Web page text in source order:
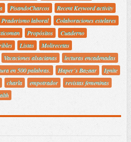
PisandoCharcos
Recent Keyword activity
Praderismo laboral
Colaboraciones estelares
Propósitos
Cuaderno
Listas
Molirecetas
Vacaciones alsacianas
lecturas encadenadas
en 500 palabras. Haper´s Bazaar
Ignite
charla empotrador
revistas femeninas